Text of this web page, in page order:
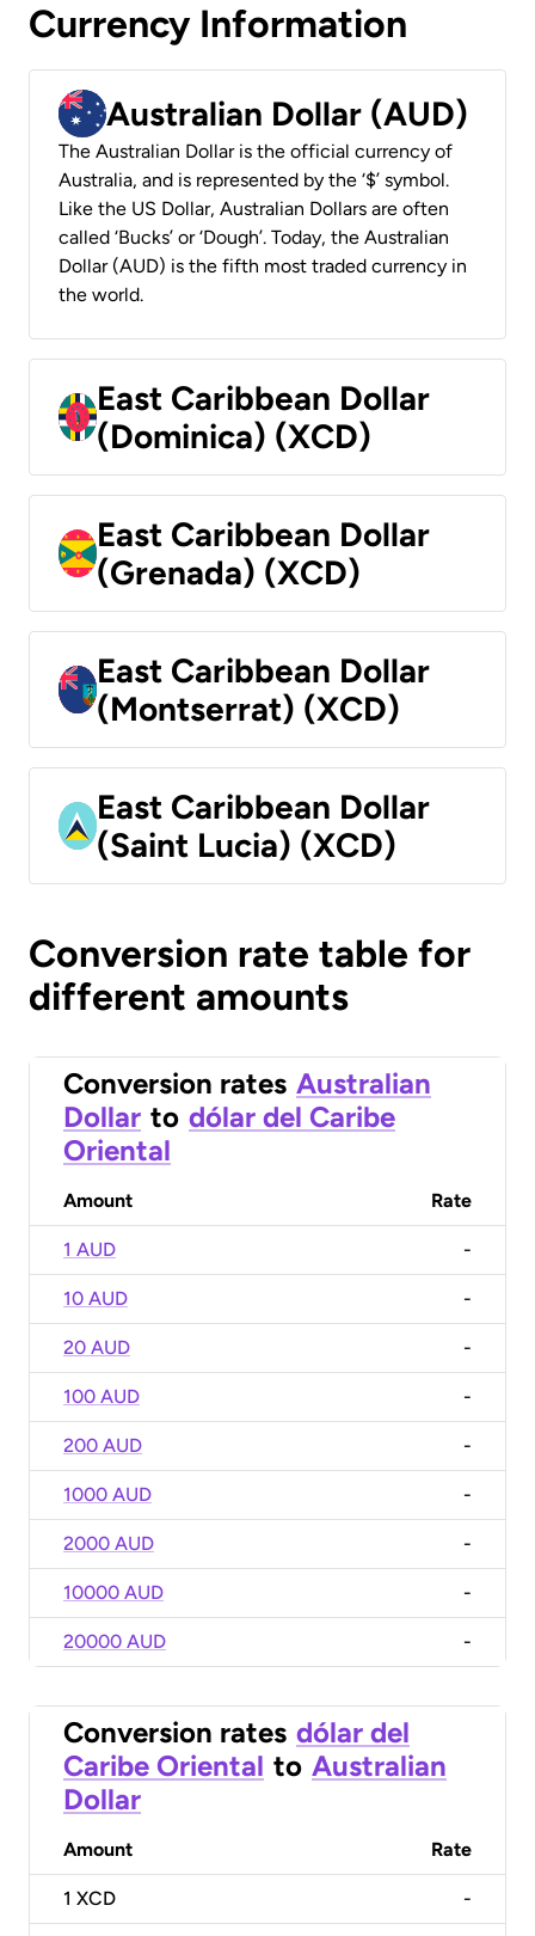
Currency Information
Australian Dollar (AUD)
The Australian Dollar is the official currency of
Australia, and is represented by the ‘$’ symbol.
Like the US Dollar, Australian Dollars are often
called ‘Bucks’ or ‘Dough’. Today, the Australian
Dollar (AUD) is the fifth most traded currency in
the world.
East Caribbean Dollar
(Dominica) (XCD)
East Caribbean Dollar
(Grenada) (XCD)
East Caribbean Dollar
(Montserrat) (XCD)
East Caribbean Dollar
(Saint Lucia) (XCD)
Conversion rate table for
different amounts
Conversion rates Australian
Dollar to dólar del Caribe
Oriental
Amount Rate
1 AUD -
10 AUD -
20 AUD -
100 AUD -
200 AUD -
1000 AUD -
2000 AUD -
10000 AUD -
20000 AUD -
Conversion rates dólar del
Caribe Oriental to Australian
Dollar
Amount Rate
1 XCD -